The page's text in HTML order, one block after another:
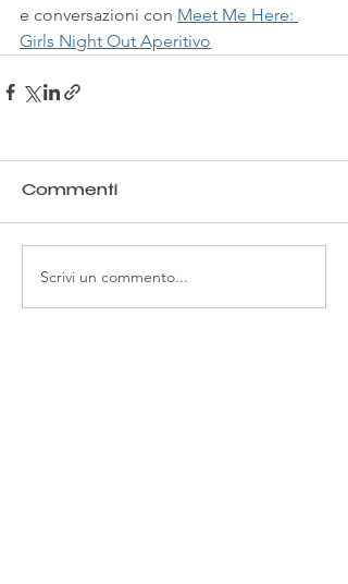
e conversazioni con Meet Me Here:
Girls Night Out Aperitivo
Commenti
Scrivi un commento...